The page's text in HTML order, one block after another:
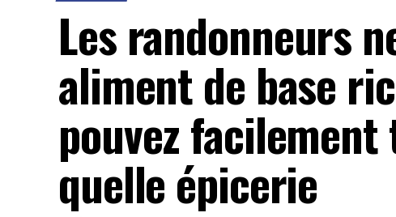
Les randonneurs
aliment de base
pouvez
quelle épicerie